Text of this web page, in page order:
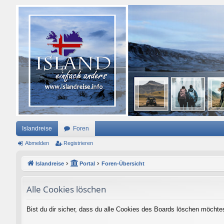
Islandreise Foren
Abmelden Registrieren
Islandreise Portal Foren-Übersicht
Alle Cookies löschen
Bist du dir sicher, dass du alle Cookies des Boards löschen